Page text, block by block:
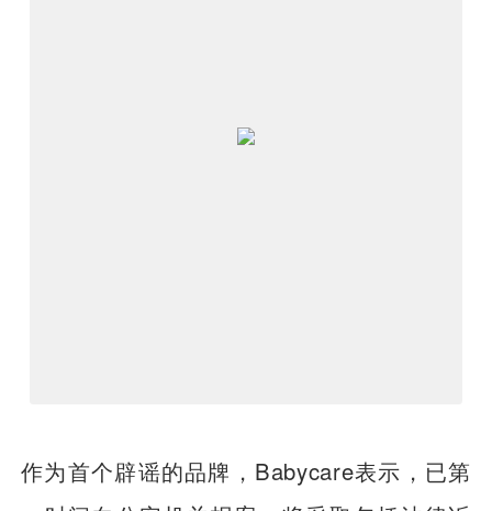
作为首个辟谣的品牌，Babycare表示，已第